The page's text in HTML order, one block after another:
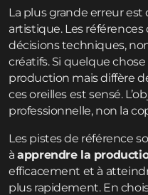
La plus grande erreur
artistique. Les
décisions techniques,
créatifs. Si quelque
production mais diffère
ces oreilles est sensé.
professionnelle, non la
Les pistes de référence
àapprendre la
efficacement et à
plus rapidement. En